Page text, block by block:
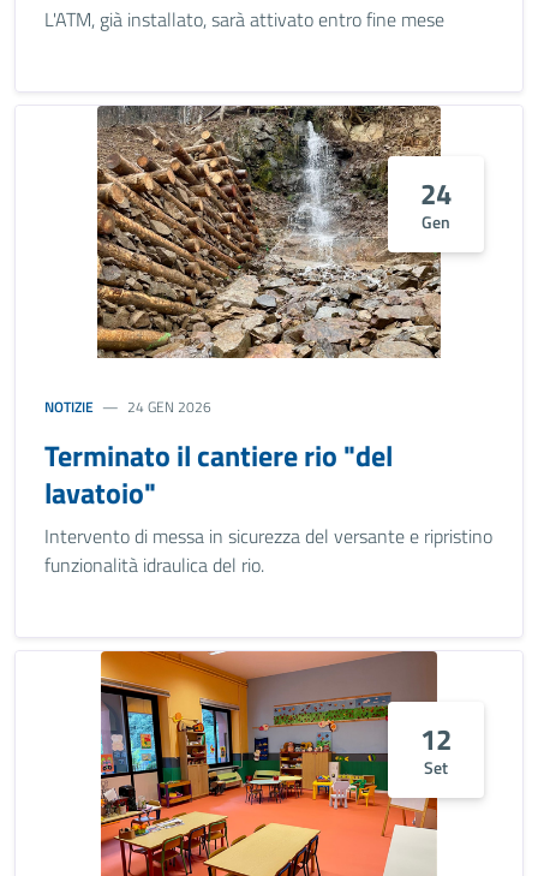
L'ATM, già installato, sarà attivato entro fine mese
24
Gen
NOTIZIE 24 GEN 2026
Terminato il cantiere rio "del
lavatoio"
Intervento di messa in sicurezza del versante e ripristino
funzionalità idraulica del rio.
12
Set